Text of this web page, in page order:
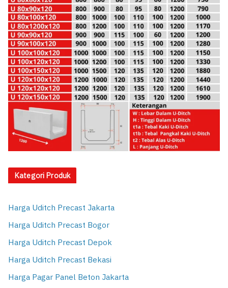
Kategori Produk
Harga Uditch Precast Jakarta
Harga Uditch Precast Bogor
Harga Uditch Precast Depok
Harga Uditch Precast Bekasi
Harga Pagar Panel Beton Jakarta